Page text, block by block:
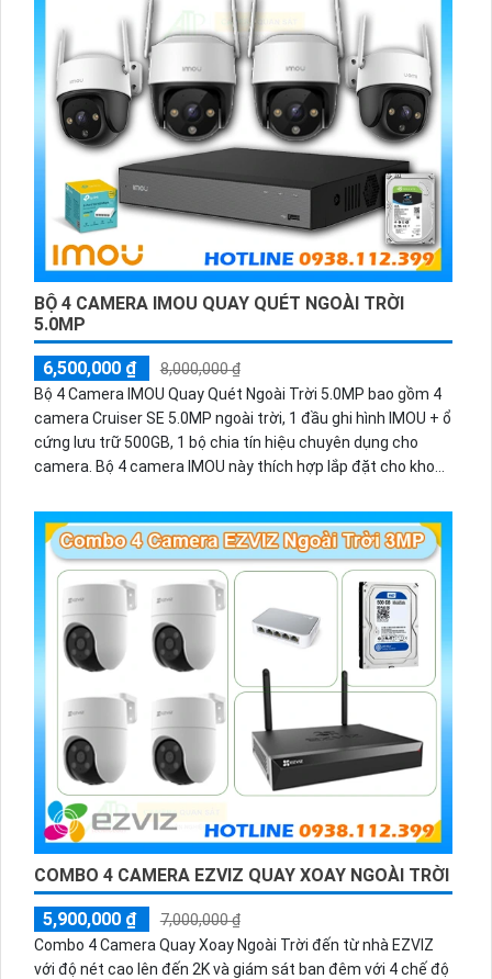
Với Combo Bộ Camera Giám Sát Văn Phòng Dahua có tích
hợp khả năng thu âm hình ảnh sáng, bạn có thể tận dụng tối
đa công nghệ mới nhất để đảm bảo an ninh và an toàn cho
văn phòng của mình.
BỘ 4 CAMERA IMOU QUAY QUÉT NGOÀI TRỜI
5.0MP
6,500,000 ₫
8,000,000 ₫
Bộ 4 Camera IMOU Quay Quét Ngoài Trời 5.0MP bao gồm 4
camera Cruiser SE 5.0MP ngoài trời, 1 đầu ghi hình IMOU + ổ
cứng lưu trữ 500GB, 1 bộ chia tín hiệu chuyên dụng cho
camera. Bộ 4 camera IMOU này thích hợp lắp đặt cho kho
trời.
COMBO 4 CAMERA EZVIZ QUAY XOAY NGOÀI TRỜI
5,900,000 ₫
7,000,000 ₫
Combo 4 Camera Quay Xoay Ngoài Trời đến từ nhà EZVIZ
với độ nét cao lên đến 2K và giám sát ban đêm với 4 chế độ